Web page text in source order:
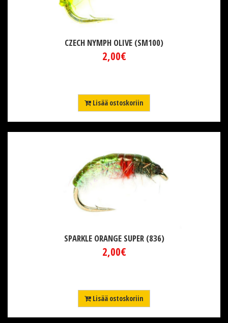
CZECH NYMPH OLIVE (SM100)
2,00€
Lisää ostoskoriin
SPARKLE ORANGE SUPER (836)
2,00€
Lisää ostoskoriin